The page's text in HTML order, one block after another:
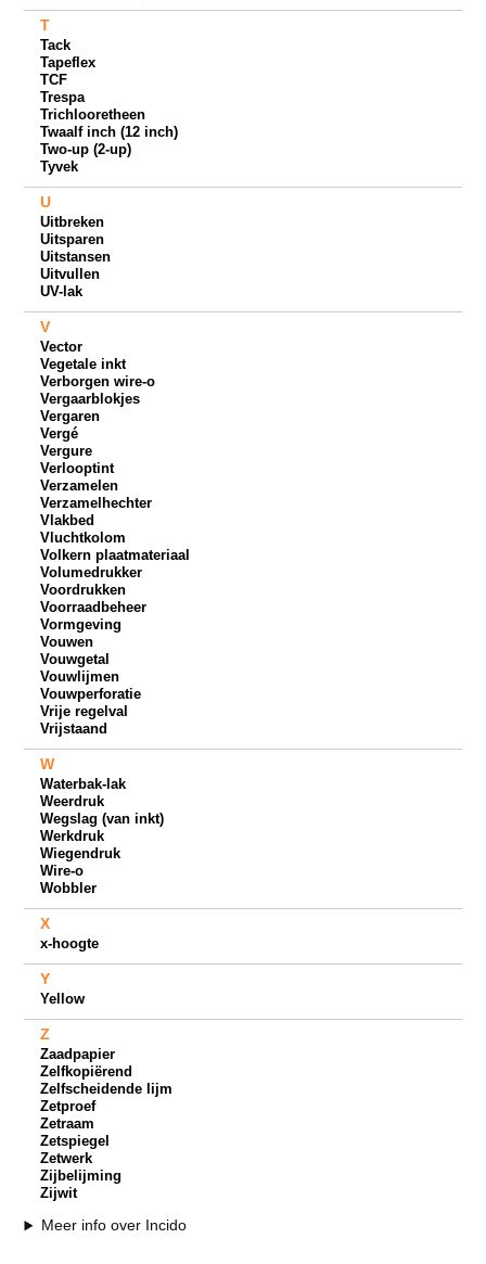
T
Tack
Tapeflex
TCF
Trespa
Trichlooretheen
Twaalf inch (12 inch)
Two-up (2-up)
Tyvek
U
Uitbreken
Uitsparen
Uitstansen
Uitvullen
UV-lak
V
Vector
Vegetale inkt
Verborgen wire-o
Vergaarblokjes
Vergaren
Vergé
Vergure
Verlooptint
Verzamelen
Verzamelhechter
Vlakbed
Vluchtkolom
Volkern plaatmateriaal
Volumedrukker
Voordrukken
Voorraadbeheer
Vormgeving
Vouwen
Vouwgetal
Vouwlijmen
Vouwperforatie
Vrije regelval
Vrijstaand
W
Waterbak-lak
Weerdruk
Wegslag (van inkt)
Werkdruk
Wiegendruk
Wire-o
Wobbler
X
x-hoogte
Y
Yellow
Z
Zaadpapier
Zelfkopiërend
Zelfscheidende lijm
Zetproef
Zetraam
Zetspiegel
Zetwerk
Zijbelijming
Zijwit
Meer info over Incido